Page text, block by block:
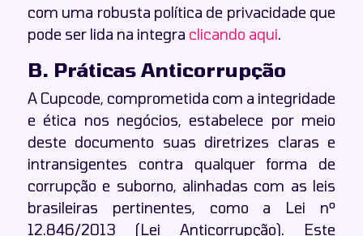
com uma robusta política de privacidade que
pode ser lida na integra clicando aqui.
B. Práticas Anticorrupção
A Cupcode, comprometida com a integridade
e ética nos negócios, estabelece por meio
deste documento suas diretrizes claras e
intransigentes contra qualquer forma de
corrupção e suborno, alinhadas com as leis
brasileiras pertinentes, como a Lei nº
12.846/2013 (Lei Anticorrupção). Este